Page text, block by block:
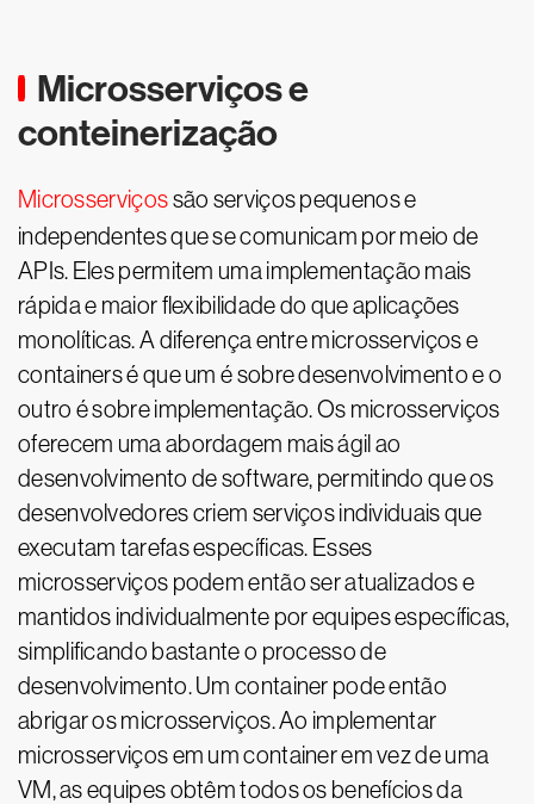
Microsserviços e
conteinerização
Microsserviçossão serviços pequenos e
independentes que se comunicam por meio de
APIs. Eles permitem uma implementação mais
rápida e maior flexibilidade do que aplicações
monolíticas. A diferença entre microsserviços e
containers é que um é sobre desenvolvimento e o
outro é sobre implementação. Os microsserviços
oferecem uma abordagem mais ágil ao
desenvolvimento de software, permitindo que os
desenvolvedores criem serviços individuais que
executam tarefas específicas. Esses
microsserviços podem então ser atualizados e
mantidos individualmente por equipes específicas,
simplificando bastante o processo de
desenvolvimento. Um container pode então
abrigar os microsserviços. Ao implementar
microsserviços em um container em vez de uma
VM, as equipes obtêm todos os benefícios da